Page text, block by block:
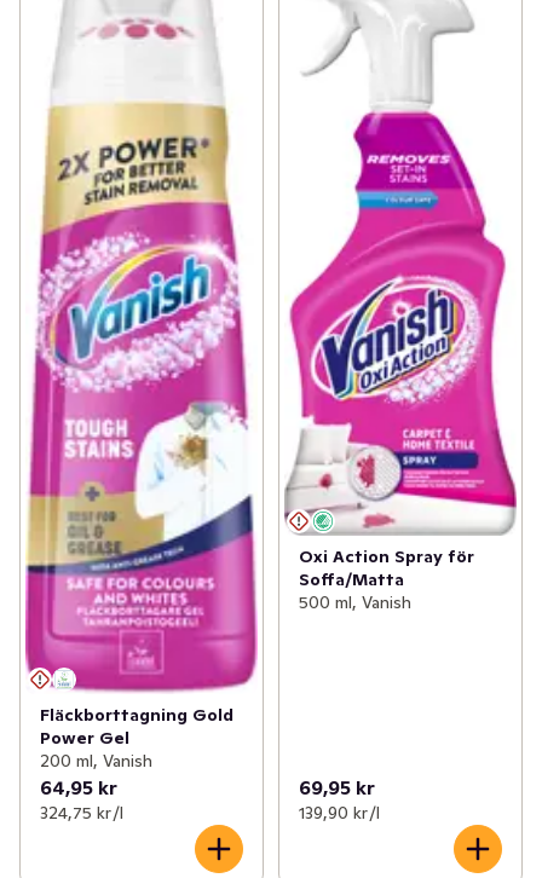
Fläckborttagning Gold
Power Gel
200 ml, Vanish
64,95 kr
324,75 kr /l
Oxi Action Spray för
Soffa/Matta
500 ml, Vanish
69,95 kr
139,90 kr /l